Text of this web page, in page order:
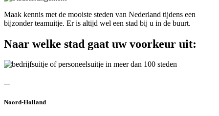
Maak kennis met de mooiste steden van Nederland tijdens een
bijzonder teamuitje. Er is altijd wel een stad bij u in de buurt.
Naar welke stad gaat uw voorkeur uit:
---
Noord-Holland